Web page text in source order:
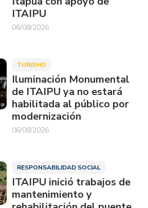
ITAIPU
06/08/2026
TURISMO
Iluminación Monumental
de ITAIPU ya no estará
habilitada al público por
modernización
06/08/2026
RESPONSABILIDAD SOCIAL
ITAIPU inició trabajos de
mantenimiento y